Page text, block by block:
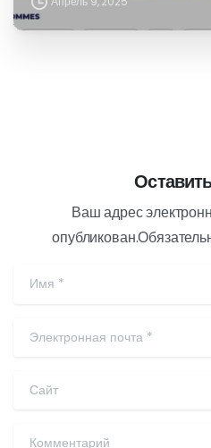
Ваш адрес
Имя
Электронная почта
Сайт
Комментарий